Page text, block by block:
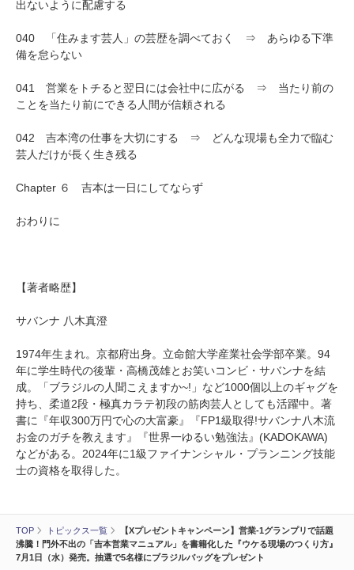
TOP トピックス一覧
【Xプレゼントキャンペーン】営業-1グランプリで話題
沸騰！門外不出の「吉本営業マニュアル」を書籍化した『ウケる現場のつくり方』
7月1日（水）発売。抽選で5名様にブラジルバッグをプレゼント
出ないように配慮する
040 「住みます芸人」の芸歴を調べておく ⇒ あらゆる下準
備を怠らない
041 営業をトチると翌日には会社中に広がる ⇒ 当たり前の
ことを当たり前にできる人間が信頼される
042 吉本湾の仕事を大切にする ⇒ どんな現場も全力で臨む
芸人だけが長く生き残る
Chapter ６ 吉本は一日にしてならず
おわりに
【著者略歴】
サバンナ 八木真澄
1974年生まれ。京都府出身。立命館大学産業社会学部卒業。94
年に学生時代の後輩・高橋茂雄とお笑いコンビ・サバンナを結
成。「ブラジルの人聞こえますか~!」など1000個以上のギャグを
持ち、柔道2段・極真カラテ初段の筋肉芸人としても活躍中。著
書に『年収300万円で心の大富豪』『FP1級取得!サバンナ八木流
お金のガチを教えます』『世界一ゆるい勉強法』(KADOKAWA)
などがある。2024年に1級ファイナンシャル・プランニング技能
士の資格を取得した。